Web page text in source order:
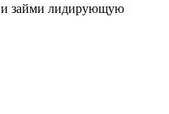
и займи лидирующую